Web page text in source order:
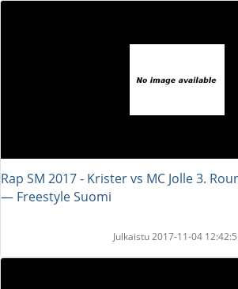
Rap SM 2017 - Krister vs MC Jolle 3.
― Freestyle Suomi
Julkaistu 2017-11-04